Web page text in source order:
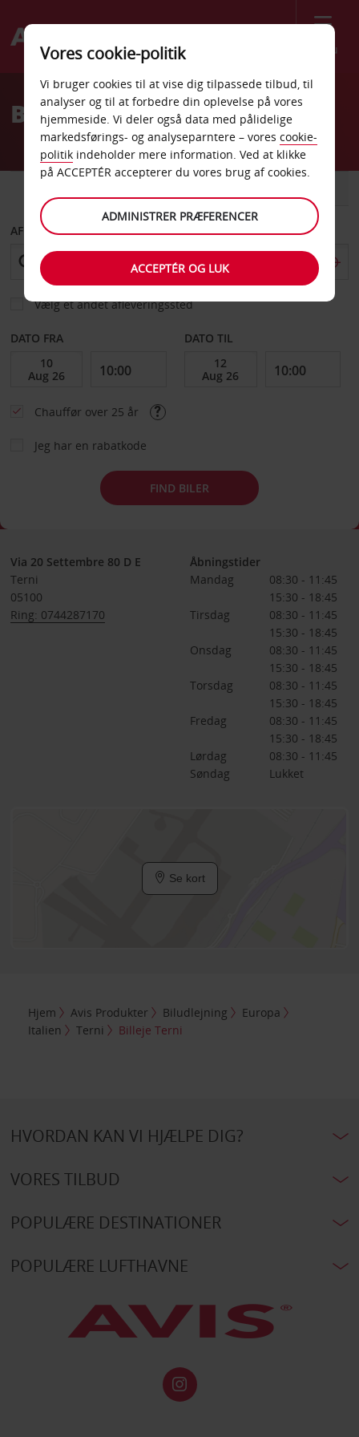
Menu
Welcome
AvisBilleje Terni
AFHENT FRA
Vælg et andet afleveringssted
DATO FRA DATO TIL
Chauffør over 25 år
Jeg har en rabatkode
FIND BILER
Via 20 Settembre 80 D E
Terni
05100
Ring: 0744287170
Åbningstider
Mandag
08:30 - 11:45
15:30 - 18:45
Tirsdag
08:30 - 11:45
15:30 - 18:45
Onsdag
08:30 - 11:45
15:30 - 18:45
Torsdag
08:30 - 11:45
15:30 - 18:45
Fredag
08:30 - 11:45
15:30 - 18:45
Lørdag
08:30 - 11:45
Søndag
Lukket
Se kort
Hjem Avis Produkter Biludlejning
Europa
Italien
Terni Billeje Terni
HVORDAN KAN VI HJÆLPE DIG?
VORES TILBUD
POPULÆRE DESTINATIONER
POPULÆRE LUFTHAVNE
Vores cookie-politik
Vi bruger cookies til at vise dig tilpassede tilbud, til
analyser og til at forbedre din oplevelse på vores
hjemmeside. Vi deler også data med pålidelige
markedsførings- og analyseparntere – vores cookie-
politik indeholder mere information. Ved at klikke
på ACCEPTÉR accepterer du vores brug af cookies.
ADMINISTRER PRÆFERENCER
ACCEPTÉR OG LUK